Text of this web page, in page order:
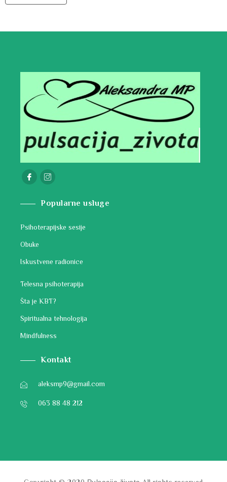
Popularne usluge
Psihoterapijske sesije
Obuke
Iskustvene radionice
Telesna psihoterapija
Šta je KBT?
Spiritualna tehnologija
Mindfulness
Kontakt
aleksmp9@gmail.com
063 88 48 212